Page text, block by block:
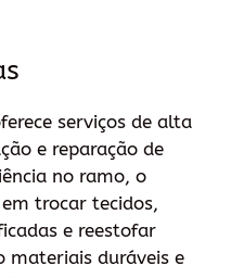
serviços de alta
e reparação de
no ramo, o
trocar tecidos,
e reestofar
materiais duráveis e